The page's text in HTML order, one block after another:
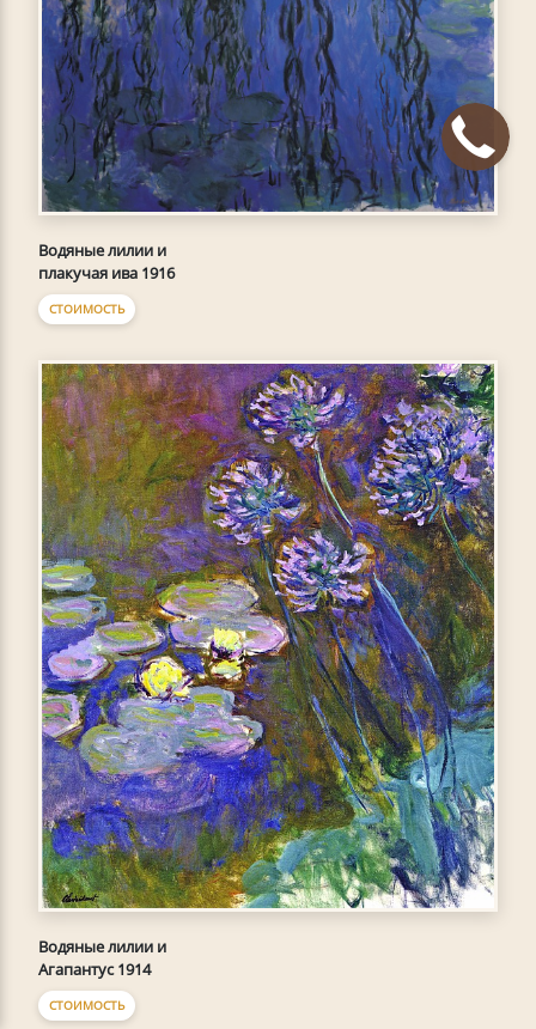
Водяные лилии и
плакучая ива 1916
СТОИМОСТЬ
Водяные лилии и
Агапантус 1914
СТОИМОСТЬ